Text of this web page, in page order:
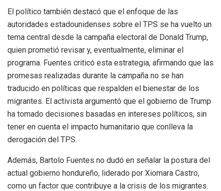
El político también destacó que el enfoque de las
autoridades estadounidenses sobre el TPS se ha vuelto un
tema central desde la campaña electoral de Donald Trump,
quien prometió revisar y, eventualmente, eliminar el
programa. Fuentes criticó esta estrategia, afirmando que las
promesas realizadas durante la campaña no se han
traducido en políticas que respalden el bienestar de los
migrantes. El activista argumentó que el gobierno de Trump
ha tomado decisiones basadas en intereses políticos, sin
tener en cuenta el impacto humanitario que conlleva la
derogación del TPS.
Además, Bartolo Fuentes no dudó en señalar la postura del
actual gobierno hondureño, liderado por Xiomara Castro,
como un factor que contribuye a la crisis de los migrantes.